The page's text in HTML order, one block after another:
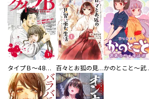
タイプＢ～48時間後、致死率100％～【単話】 百々とお狐の見習い巫女生活【単行本版】 かのとこと～武